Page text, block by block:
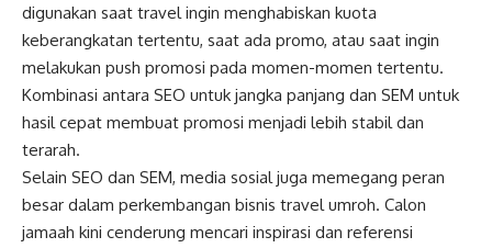
digunakan saat travel ingin menghabiskan kuota
keberangkatan tertentu, saat ada promo, atau saat ingin
melakukan push promosi pada momen-momen tertentu.
Kombinasi antara SEO untuk jangka panjang dan SEM untuk
hasil cepat membuat promosi menjadi lebih stabil dan
terarah.
Selain SEO dan SEM, media sosial juga memegang peran
besar dalam perkembangan bisnis travel umroh. Calon
jamaah kini cenderung mencari inspirasi dan referensi